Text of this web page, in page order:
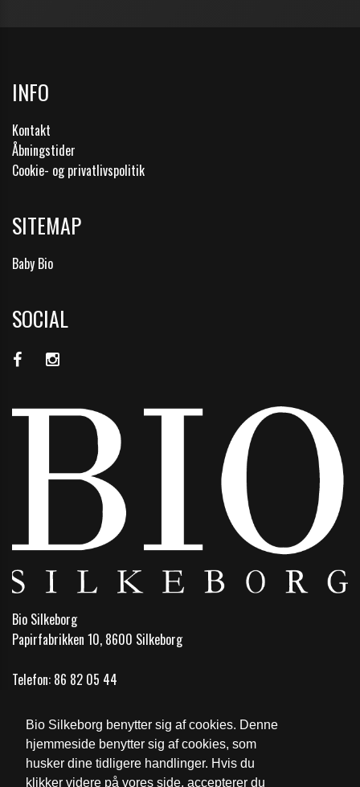
Bio Silkeborg benytter sig af cookies. Denne
hjemmeside benytter sig af cookies, som
husker dine tidligere handlinger. Hvis du
klikker videre på vores side, accepterer du
INFO
Kontakt
Åbningstider
Cookie- og privatlivspolitik
SITEMAP
Baby Bio
SOCIAL
Bio Silkeborg
Papirfabrikken 10, 8600 Silkeborg
Telefon: 86 82 05 44
Åbningstider
Cookie- og privatlivspolitik